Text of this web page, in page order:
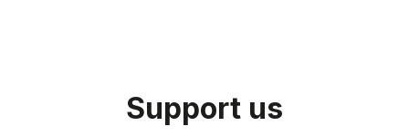
Support us